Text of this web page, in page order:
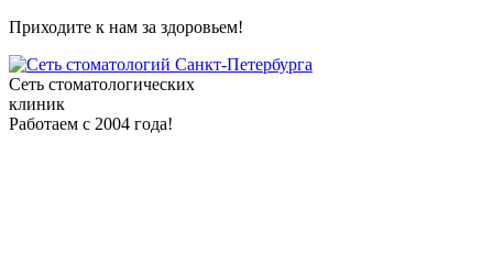
Приходите к нам за здоровьем!
Сеть стоматологических
клиник
Работаем с 2004 года!